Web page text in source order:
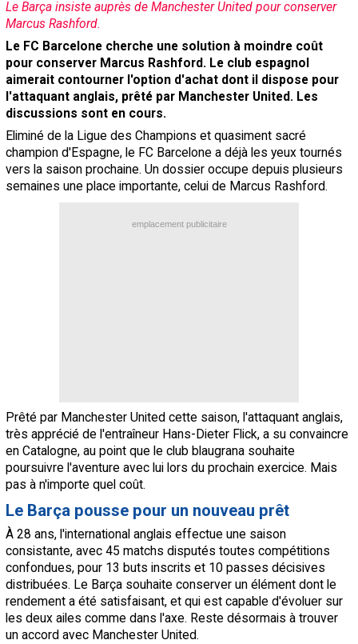
Le Barça insiste auprès de Manchester United pour conserver
Marcus Rashford.
Le FC Barcelone cherche une solution à moindre coût
pour conserver Marcus Rashford. Le club espagnol
aimerait contourner l'option d'achat dont il dispose pour
l'attaquant anglais, prêté par Manchester United. Les
discussions sont en cours.
Eliminé de la Ligue des Champions et quasiment sacré
champion d'Espagne, le FC Barcelone a déjà les yeux tournés
vers la saison prochaine. Un dossier occupe depuis plusieurs
semaines une place importante, celui de Marcus Rashford.
emplacement publicitaire
Prêté par Manchester United cette saison, l'attaquant anglais,
très apprécié de l'entraîneur Hans-Dieter Flick, a su convaincre
en Catalogne, au point que le club blaugrana souhaite
poursuivre l'aventure avec lui lors du prochain exercice. Mais
pas à n'importe quel coût.
Le Barça pousse pour un nouveau prêt
À 28 ans, l'international anglais effectue une saison
consistante, avec 45 matchs disputés toutes compétitions
confondues, pour 13 buts inscrits et 10 passes décisives
distribuées. Le Barça souhaite conserver un élément dont le
rendement a été satisfaisant, et qui est capable d'évoluer sur
les deux ailes comme dans l'axe. Reste désormais à trouver
un accord avec Manchester United.
Contact / Signaler un bug
Recrutement Maxifoot
Mentions légales
site web Maxifoot.fr